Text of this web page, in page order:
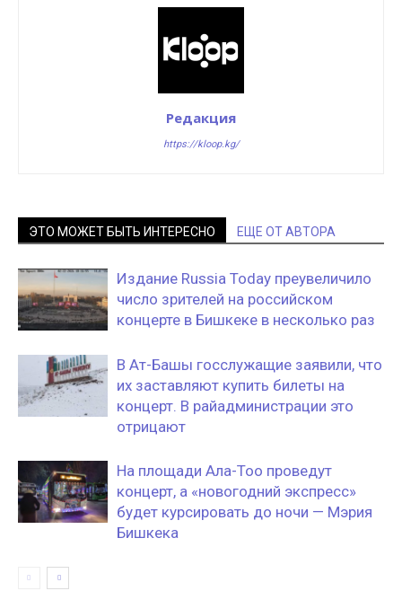
Редакция
https://kloop.kg/
ЭТО МОЖЕТ БЫТЬ ИНТЕРЕСНО ЕЩЕ ОТ АВТОРА
Издание Russia Today преувеличило
число зрителей на российском
концерте в Бишкеке в несколько раз
В Ат-Башы госслужащие заявили, что
их заставляют купить билеты на
концерт. В райадминистрации это
отрицают
На площади Ала-Тоо проведут
концерт, а «новогодний экспресс»
будет курсировать до ночи — Мэрия
Бишкека